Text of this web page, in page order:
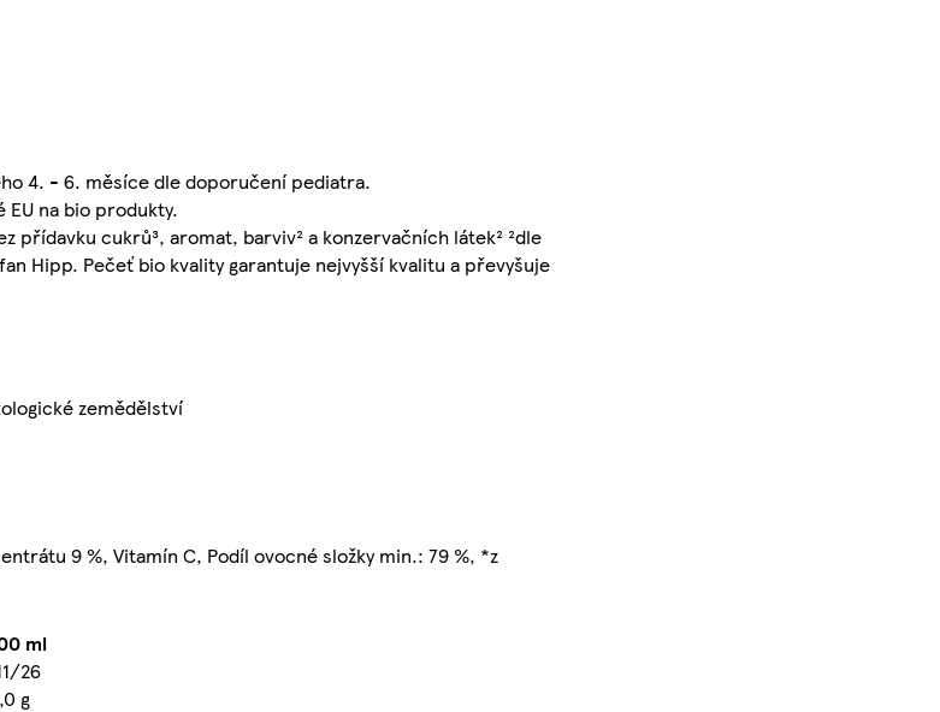
4. - 6. měsíce dle doporučení pediatra.
EU na bio produkty.
přídavku cukrů³, aromat, barviv² a konzervačních látek² ²dle
Hipp. Pečeť bio kvality garantuje nejvyšší kvalitu a převyšuje
zemědělství
9 %, Vitamín C, Podíl ovocné složky min.: 79 %, *z
ml
26
g